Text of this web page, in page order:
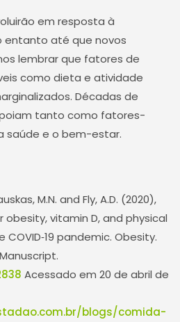
em resposta à
entanto até que novos
lembrar que fatores de
como dieta e atividade
Décadas de
tanto como fatores-
saúde e o bem-estar.
M.N. and Fly, A.D. (2020),
vitamin D, and physical
pandemic. Obesity.
Acessado em 20 de abril de
blogs/comida-